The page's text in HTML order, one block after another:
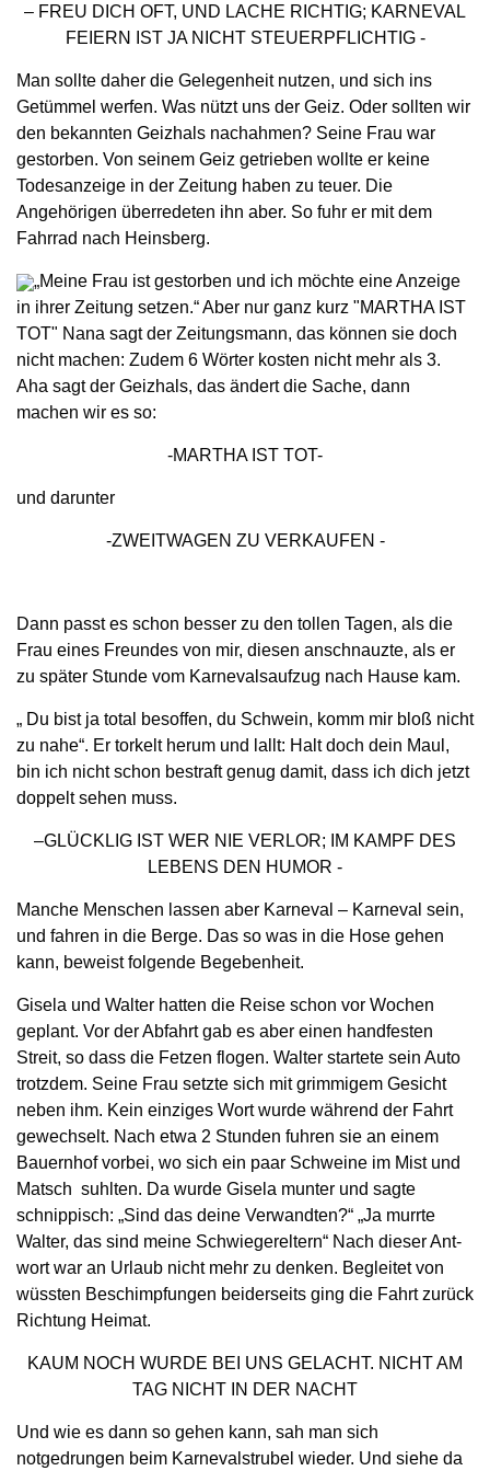
– FREU DICH OFT, UND LACHE RICHTIG; KARNEVAL
FEIERN IST JA NICHT STEUERPFLICHTIG -
Man sollte daher die Gelegenheit nutzen, und sich ins
Getümmel werfen. Was nützt uns der Geiz. Oder sollten wir
den bekannten Geizhals nachahmen? Seine Frau war
gestorben. Von sei­nem Geiz getrieben wollte er keine
Todesanzeige in der Zeitung haben zu teuer. Die
Angehörigen überredeten ihn aber. So fuhr er mit dem
Fahrrad nach Heinsberg.
„Meine Frau ist gestorben und ich möchte eine Anzeige
in ihrer Zeitung setzen.“ Aber nur ganz kurz "MARTHA IST
TOT" Nana sagt der Zei­tungsmann, das können sie doch
nicht ma­chen: Zudem 6 Wörter kosten nicht mehr als 3.
Aha sagt der Geizhals, das ändert die Sache, dann
machen wir es so:
-MARTHA IST TOT-
und darunter
-ZWEITWAGEN ZU VERKAUFEN -
Dann passt es schon besser zu den tollen Tagen, als die
Frau eines Freundes von mir, diesen an­schnauzte, als er
zu später Stunde vom Karne­valsaufzug nach Hause kam.
„ Du bist ja total besoffen, du Schwein, komm mir bloß nicht
zu nahe“. Er torkelt herum und lallt: Halt doch dein Maul,
bin ich nicht schon bestraft genug damit, dass ich dich jetzt
doppelt sehen muss.
–GLÜCKLIG IST WER NIE VERLOR; IM KAMPF DES
LEBENS DEN HUMOR -
Manche Menschen lassen aber Karneval – Kar­neval sein,
und fahren in die Berge. Das so was in die Hose gehen
kann, beweist folgende Bege­benheit.
Gisela und Walter hatten die Reise schon vor Wochen
geplant. Vor der Abfahrt gab es aber einen handfesten
Streit, so dass die Fetzen flogen. Walter startete sein Auto
trotzdem. Seine Frau setzte sich mit grimmigem Gesicht
neben ihm. Kein einziges Wort wurde während der Fahrt
gewechselt. Nach etwa 2 Stunden fuhren sie an einem
Bauernhof vorbei, wo sich ein paar Schweine im Mist und
Matsch suhlten. Da wurde Gisela munter und sagte
schnippisch: „Sind das deine Verwandten?“ „Ja murrte
Walter, das sind meine Schwiegereltern“ Nach dieser Ant­
wort war an Urlaub nicht mehr zu denken. Be­gleitet von
wüssten Beschimpfungen beider­seits ging die Fahrt zurück
Richtung Heimat.
KAUM NOCH WURDE BEI UNS GELACHT. NICHT AM
TAG NICHT IN DER NACHT
Und wie es dann so gehen kann, sah man sich
notgedrungen beim Karnevalstrubel wieder. Und siehe da